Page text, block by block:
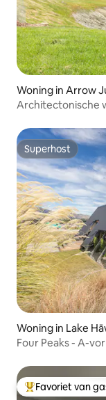
Woning in Arrow
Architectonische
Superhost
Superhost
Woning in Lake
Four Peaks - A-
Topfavoriet van
Favoriet van